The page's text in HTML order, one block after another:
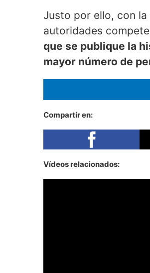
Justo por ello, con
autoridades
que se publique la
mayor número de
Compartir en:
Vídeos relacionados: